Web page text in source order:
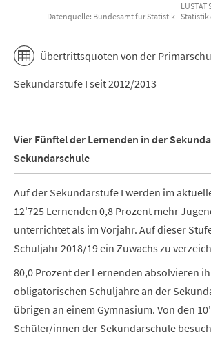
Datenquelle:
Übertrittsquoten von der
Sekundarstufe I seit 2012/2013
Vier Fünftel der Lernenden in der
Sekundarschule
Auf der Sekundarstufe I werden im
12'725 Lernenden 0,8 Prozent mehr
unterrichtet als im Vorjahr. Auf dieser
Schuljahr 2018/19 ein Zuwachs zu
80,0 Prozent der Lernenden absolvieren
obligatorischen Schuljahre an der
übrigen an einem Gymnasium. Von den
Schüler/innen der Sekundarschule